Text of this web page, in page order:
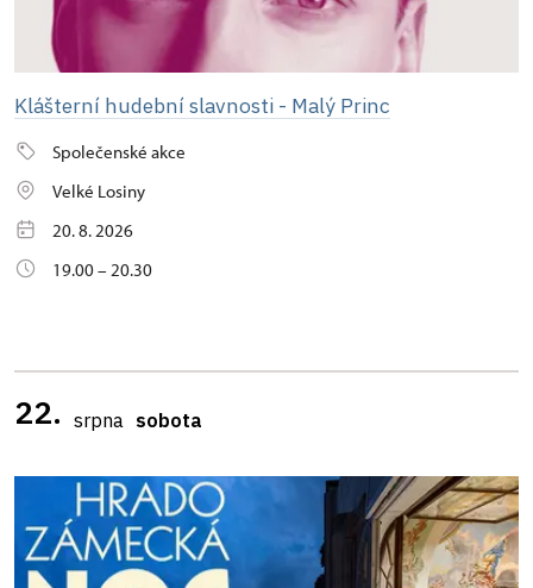
Klášterní hudební slavnosti - Malý Princ
Společenské akce
Velké Losiny
20. 8. 2026
19.00 – 20.30
22. srpna sobota